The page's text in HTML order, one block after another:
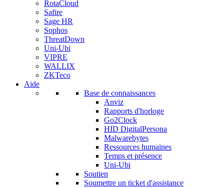
RotaCloud
Safire
Sage HR
Sophos
ThreatDown
Uni-Ubi
VIPRE
WALLIX
ZKTeco
Aide
Base de connaissances
Anviz
Rapports d'horloge
Go2Clock
HID DigitalPersona
Malwarebytes
Ressources humaines
Temps et présence
Uni-Ubi
Soutien
Soumettre un ticket d'assistance